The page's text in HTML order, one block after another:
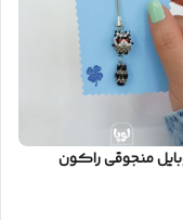
منجوقی راکون